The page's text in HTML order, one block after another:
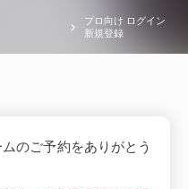
プロ向け ログイン
新規登録
のご予約をありがとう